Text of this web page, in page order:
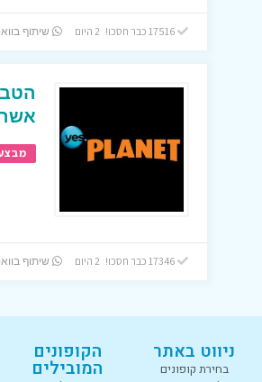
17516 כבר חסכו! 2 היום שיתוף
17346 כבר חסכו! 2 היום שיתוף
ניווט באתר
בחירת קופונים
הקופונים
המובילים